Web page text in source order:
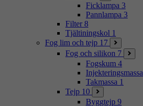
Ficklampa 3
Pannlampa 3
Filter 8
Tjältiningskol 1
Fog lim och tejp 17
Fog och silikon 7
Fogskum 4
Injekteringsmassa
Takmassa 1
Tejp 10
Byggtejp 9